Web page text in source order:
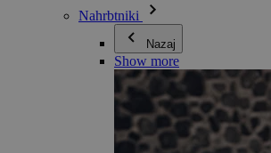
Nahrbtniki
Nazaj
Show more